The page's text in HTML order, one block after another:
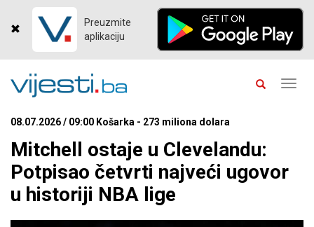
Preuzmite
aplikaciju
08.07.2026 / 09:00 Košarka - 273 miliona dolara
Mitchell ostaje u Clevelandu:
Potpisao četvrti najveći ugovor
u historiji NBA lige